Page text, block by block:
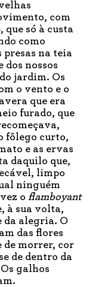
com
só à custa
como
presas na teia
dos nossos
jardim. Os
o vento e o
que era
furado, que
fôlego curto,
e as ervas
daquilo que,
limpo
ninguém
o flamboyant
à sua volta,
da alegria. O
das flores
de morrer, cor
de dentro da
galhos